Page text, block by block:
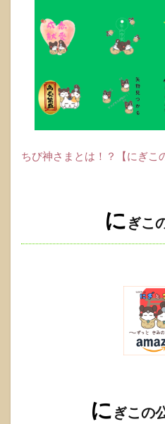
ちび神さまとは！？【にぎこ
に ぎこ
に ぎこの